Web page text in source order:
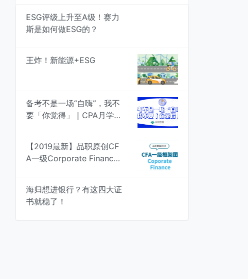
ESG评级上升至A级！赛力
斯是如何做ESG的？
王炸！新能源+ESG
备考不是一场“自嗨”，我不
要「你觉得」｜CPA月学月
【2019最新】品职原创CF
A一级Corporate Finance
海归想进银行？有这四大证
书就稳了！